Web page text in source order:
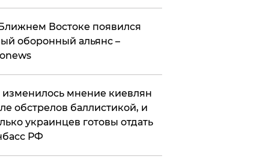
Востоке появился
оборонный альянс –
изменилось мнение киевлян
обстрелов баллистикой, и
украинцев готовы отдать
РФ